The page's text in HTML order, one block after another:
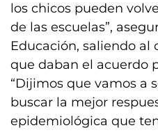
los chicos pueden
de las escuelas”,
Educación, saliendo al
que daban el acuerdo
“Dijimos que vamos a
buscar la mejor
epidemiológica que